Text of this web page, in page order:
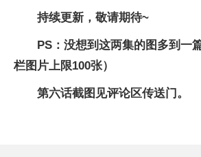
持续更新，敬请期待~
PS：没想到这两集的图多到一
栏图片上限100张）
第六话截图 见评论区传送门。